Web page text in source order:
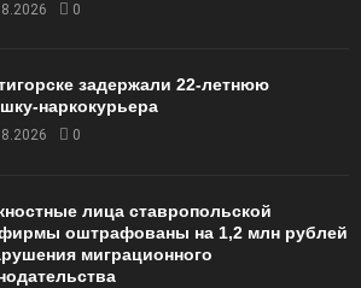
0
задержали 22-летнюю
наркокурьера
0
лица ставропольской
оштрафованы на 1,2 млн рублей
миграционного